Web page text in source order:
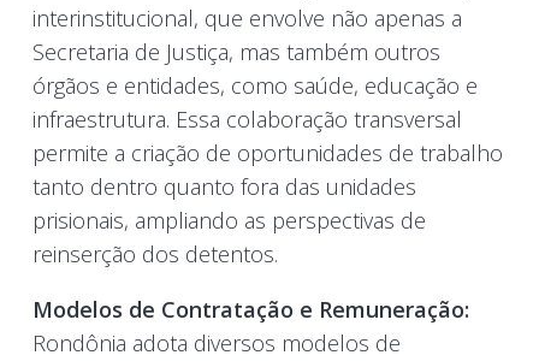
interinstitucional, que envolve não apenas a
Secretaria de Justiça, mas também outros
órgãos e entidades, como saúde, educação e
infraestrutura. Essa colaboração transversal
permite a criação de oportunidades de trabalho
tanto dentro quanto fora das unidades
prisionais, ampliando as perspectivas de
reinserção dos detentos.
Modelos de Contratação e Remuneração:
Rondônia adota diversos modelos de